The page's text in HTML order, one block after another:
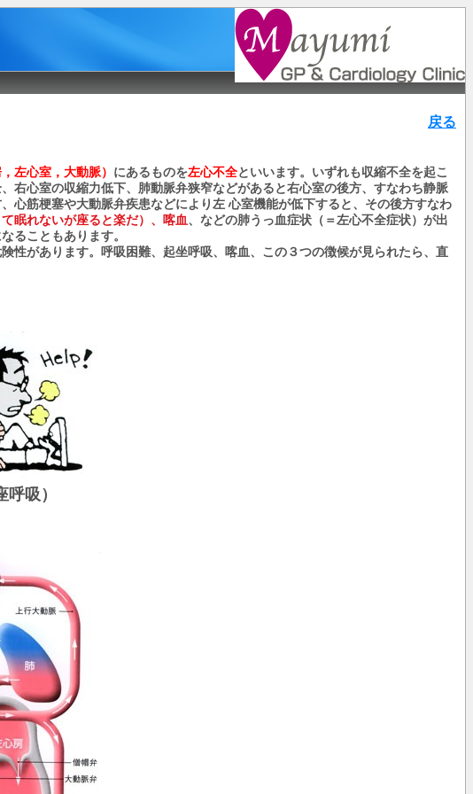
戻る
左心室，大動脈） にあるものを左心不全といいます。いずれも収縮不全を起こ
右心室の収縮力低下、肺動脈弁狭窄などがあると右心室の後方、すなわち静脈
心筋梗塞や大動脈弁疾患などにより左 心室機能が低下すると、その後方すなわ
眠れないが座ると楽だ）、喀血 、などの肺うっ血症状（＝左心不全症状）が出
ることもあります。
があります。呼吸困難、起坐呼吸、喀血、この３つの徴候が見られたら、直
吸）